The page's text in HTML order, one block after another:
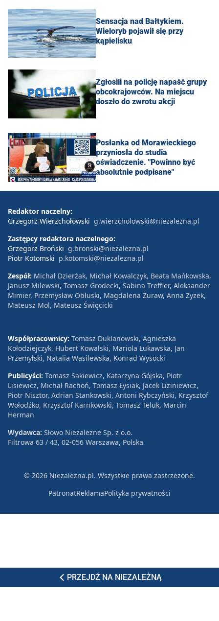
Sensacja nad Bałtykiem.
Wieloryb pojawił się przy
kąpielisku
Zgłosili na policję napaść grupy
obcokrajowców. Na miejscu
doszło do zwrotu akcji
Posłanka od Morawieckiego
przyniosła do studia
oświadczenie. "Powinno być
absolutnie podpisane"
PRZEJDŹ NA NIEZALEŻNĄ
Redaktor naczelny:
Grzegorz Wierzchołowski g.wierzcholowski@niezalezna.pl
Zastępcy redaktora naczelnego:
Grzegorz Broński g.bronski@niezalezna.pl
Piotr Kotomski p.kotomski@niezalezna.pl
Zespół: Michał Dzierżak, Michał Kowalczyk, Beata Mańkowska,
Janusz Milewski, Tomasz Grodecki, Sabina Treffler, Aleksander
Mimier, Przemysław Obłuski, Magdalena Żuraw, Anna Zyzek,
Mateusz Mol, Mateusz Święcicki
Współpracownicy: Tomasz Duklanowski, Agnieszka
Kołodziejczyk, Hubert Kowalski, Mariola Łukawska, Jan
Przemyłski, Natalia Wasilewska, Konrad Wysocki
Publicyści: Tomasz Sakiewicz, Katarzyna Gójska, Piotr
Lisiewicz, Michał Rachoń, Tomasz Łysiak, Jacek Liziniewicz,
Piotr Nisztor, Adrian Stankowski, Antoni Rybczyński, Krzysztof
Wołodźko, Krzysztof Karnkowski, Tomasz Teluk, Marcin
Herman
Wydawca: Słowo Niezależne Sp. z o.o.
Filtrowa 63 / 43, 02-056 Warszawa, Polska
© 2026 Niezależna.pl. Wszystkie prawa zastrzeżone.
PatronatReklamaPolityka prywatności